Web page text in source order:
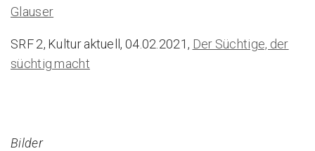
Glauser
SRF 2, Kultur aktuell, 04.02.2021, Der Süchtige, der
süchtig macht
Bilder